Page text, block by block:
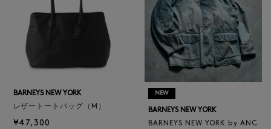
BARNEYS NEW YORK
レザートートバッグ（M）
¥47,300
NEW
BARNEYS NEW YORK
BARNEYS NEW YORK by ANC